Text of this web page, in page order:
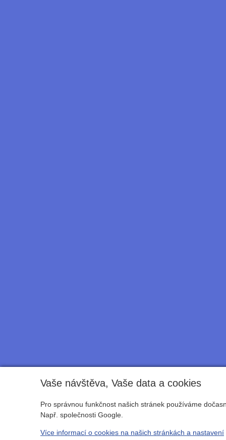
Vaše návštěva, Vaše data a cookies
Pro správnou funkčnost našich stránek používáme
Např. společnosti Google.
Více informací o cookies na našich stránkách a nastavení